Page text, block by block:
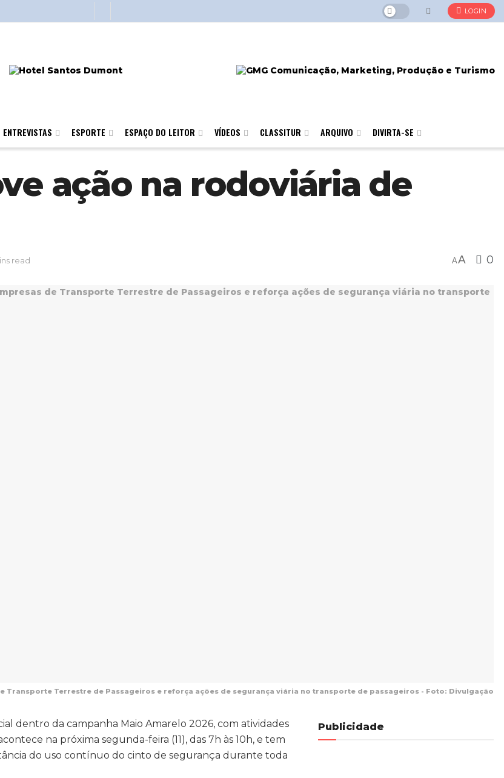
LOGIN
ENTREVISTAS ESPORTE ESPAÇO DO LEITOR VÍDEOS CLASSITUR ARQUIVO DIVIRTA-SE
ação na rodoviária de
read AA 0
Transporte Terrestre de Passageiros e reforça ações de segurança viária no transporte de passageiros - Foto: Divulgação
dentro da campanha Maio Amarelo 2026, com atividades
na próxima segunda-feira (11), das 7h às 10h, e tem
do uso contínuo do cinto de segurança durante toda
Publicidade